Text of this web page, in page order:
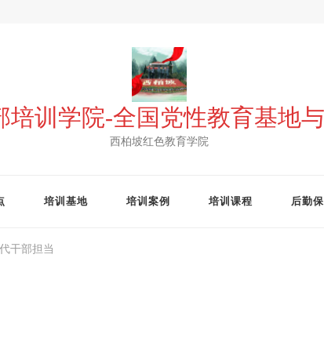
培训学院-全国党性教育基地
西柏坡红色教育学院
培训基地 培训案例 培训课程 后勤
干部担当